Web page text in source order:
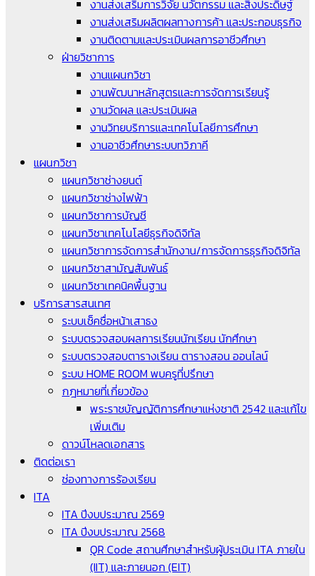
งานส่งเสริมการวิจัย นวัตกรรม และสิ่งประดิษฐ์
งานส่งเสริมผลิตผลทางการค้า และประกอบธุรกิจ
งานติดตามและประเมินผลการอาชีวศึกษา
ฝ่ายวิชาการ
งานแผนกวิชา
งานพัฒนาหลักสูตรและการจัดการเรียนรู้
งานวัดผล และประเมินผล
งานวิทยบริการและเทคโนโลยีการศึกษา
งานอาชีวศึกษาระบบทวิภาคี
แผนกวิชา
แผนกวิชาช่างยนต์
แผนกวิชาช่างไฟฟ้า
แผนกวิชาการบัญชี
แผนกวิชาเทคโนโลยีธุรกิจดิจิทัล
แผนกวิชาการจัดการสำนักงาน/การจัดการธุรกิจดิจิทัล
แผนกวิชาสามัญสัมพันธ์
แผนกวิชาเทคนิคพื้นฐาน
บริการสารสนเทศ
ระบบเช็คชื่อหน้าเสาธง
ระบบตรวจสอบผลการเรียนนักเรียน นักศึกษา
ระบบตรวจสอบตารางเรียน ตารางสอน ออนไลน์
ระบบ HOME ROOM พบครูที่ปรึกษา
กฎหมายที่เกี่ยวข้อง
พระราชบัญญัติการศึกษาแห่งชาติ 2542 และแก้ไข
เพิ่มเติม
ดาวน์โหลดเอกสาร
ติดต่อเรา
ช่องทางการร้องเรียน
ITA
ITA ปีงบประมาณ 2569
ITA ปีงบประมาณ 2568
QR Code สถานศึกษาสำหรับผู้ประเมิน ITA ภายใน
(IIT) และภายนอก (EIT)